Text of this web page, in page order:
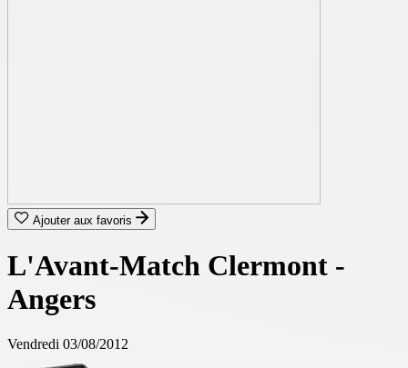
Ajouter aux favoris
L'Avant-Match Clermont -
Angers
Vendredi 03/08/2012